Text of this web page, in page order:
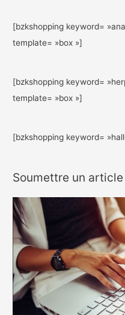
[bzkshopping keyword=
template= »box »]
[bzkshopping keyword=
template= »box »]
[bzkshopping keyword=
Soumettre un article